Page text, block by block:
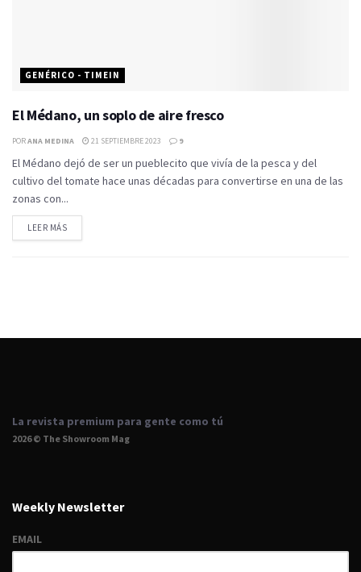
GENÉRICO - TIMEIN
El Médano, un soplo de aire fresco
PORANA MEDINA 21 SEPTIEMBRE 2023 9
El Médano dejó de ser un pueblecito que vivía de la pesca y del
cultivo del tomate hace unas décadas para convertirse en una de las
zonas con...
LEER MÁS
La revista premium para gente como tú
2026 © The Showroom Mag
Weekly Newsletter
EMAIL